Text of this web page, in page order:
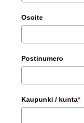
Osoite
Postinumero
Kaupunki / kunta*